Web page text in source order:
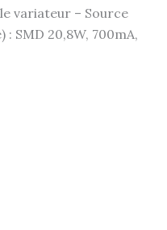
variateur – Source
SMD 20,8W, 700mA,